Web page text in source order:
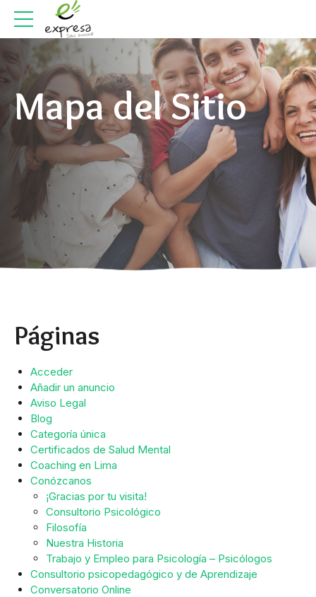
Mapa del Sitio
Páginas
Acceder
Añadir un anuncio
Aviso Legal
Blog
Categoría única
Certificados de Salud Mental
Coaching en Lima
Conózcanos
¡Gracias por tu visita!
Consultorio Psicológico
Filosofía
Nuestra Historia
Trabajo y Empleo para Psicología – Psicólogos
Consultorio psicopedagógico y de Aprendizaje
Conversatorio Online